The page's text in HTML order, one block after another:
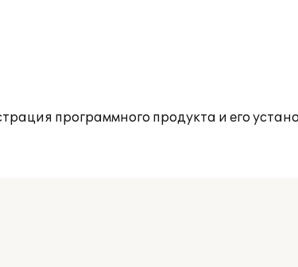
программного продукта и его